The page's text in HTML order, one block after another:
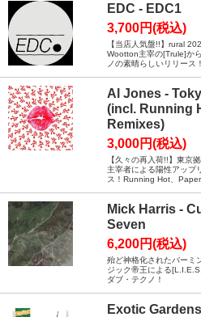
EDC - EDC1
3,700円(税込)
【当店人気盤!!】rural
Wootton主宰の[Trule]か
ノの素晴らしいリリース！
Al Jones -
(incl. Running
Remixes)
3,000円(税込)
【久々の再入荷!!】東京
主宰者による陽性アップ
ス！Running Hot、
Mick Harris -
Seven
6,200円(税込)
殆ど神格化されたバーミ
ジック帝王による
ダブ・テクノ！
Exotic